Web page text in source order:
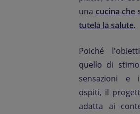
una cucina che
tutela la salute.
Poiché
quello di
sensazioni e
ospiti, il
adatta ai